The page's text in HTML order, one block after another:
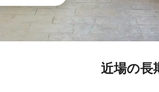
近場の長